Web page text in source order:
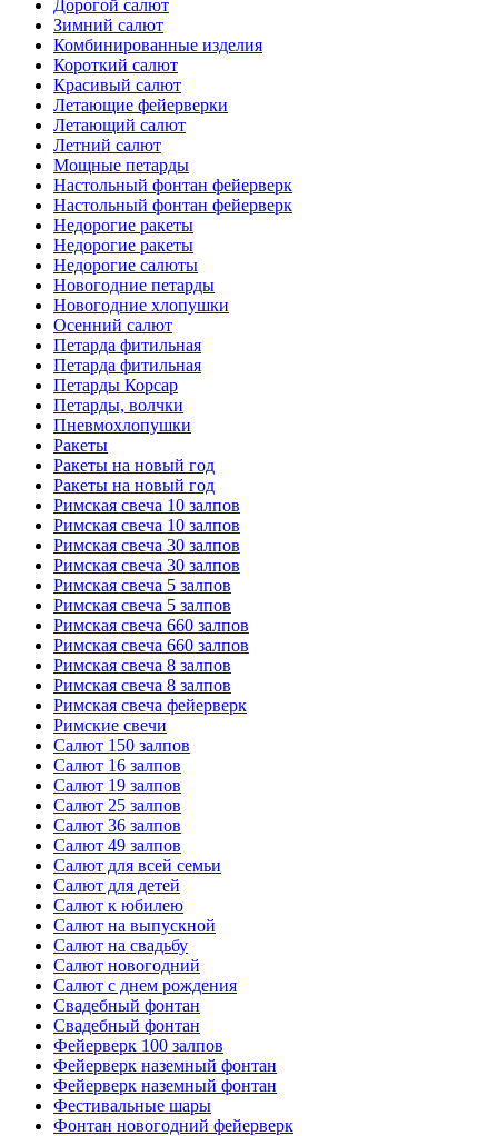
Дорогой салют
Зимний салют
Комбинированные изделия
Короткий салют
Красивый салют
Летающие фейерверки
Летающий салют
Летний салют
Мощные петарды
Настольный фонтан фейерверк
Настольный фонтан фейерверк
Недорогие ракеты
Недорогие ракеты
Недорогие салюты
Новогодние петарды
Новогодние хлопушки
Осенний салют
Петарда фитильная
Петарда фитильная
Петарды Корсар
Петарды, волчки
Пневмохлопушки
Ракеты
Ракеты на новый год
Ракеты на новый год
Римская свеча 10 залпов
Римская свеча 10 залпов
Римская свеча 30 залпов
Римская свеча 30 залпов
Римская свеча 5 залпов
Римская свеча 5 залпов
Римская свеча 660 залпов
Римская свеча 660 залпов
Римская свеча 8 залпов
Римская свеча 8 залпов
Римская свеча фейерверк
Римские свечи
Салют 150 залпов
Салют 16 залпов
Салют 19 залпов
Салют 25 залпов
Салют 36 залпов
Салют 49 залпов
Салют для всей семьи
Салют для детей
Салют к юбилею
Салют на выпускной
Салют на свадьбу
Салют новогодний
Салют с днем рождения
Свадебный фонтан
Свадебный фонтан
Фейерверк 100 залпов
Фейерверк наземный фонтан
Фейерверк наземный фонтан
Фестивальные шары
Фонтан новогодний фейерверк